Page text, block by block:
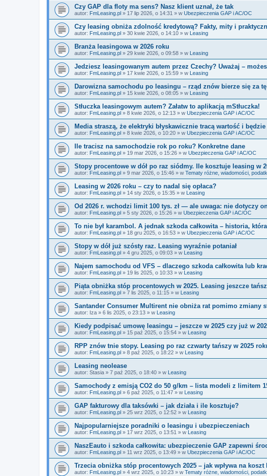
Czy GAP dla floty ma sens? Nasz klient uznał, że tak
autor: FmLeasing.pl » 17 lip 2026, o 14:31 » w Ubezpieczenia GAP i AC/OC
Czy leasing obniża zdolność kredytową? Fakty, mity i
autor: FmLeasing.pl » 30 kwie 2026, o 14:10 » w Leasing
Branża leasingowa w 2026 roku
autor: FmLeasing.pl » 29 kwie 2026, o 09:58 » w Leasing
Jedziesz leasingowanym autem przez Czechy? Uważaj –
autor: FmLeasing.pl » 17 kwie 2026, o 15:59 » w Leasing
Darowizna samochodu po leasingu – rząd znów bierze się za
autor: FmLeasing.pl » 15 kwie 2026, o 08:05 » w Leasing
Stłuczka leasingowym autem? Załatw to aplikacją mStłuczka!
autor: FmLeasing.pl » 8 kwie 2026, o 12:13 » w Ubezpieczenia GAP i AC/OC
Media straszą, że elektryki błyskawicznie tracą wartość i
autor: FmLeasing.pl » 8 kwie 2026, o 10:20 » w Ubezpieczenia GAP i AC/OC
Ile tracisz na samochodzie rok po roku? Konkretne dane
autor: FmLeasing.pl » 19 mar 2026, o 15:26 » w Ubezpieczenia GAP i AC/OC
Stopy procentowe w dół po raz siódmy. Ile kosztuje leasing w
autor: FmLeasing.pl » 9 mar 2026, o 15:46 » w Tematy różne, wiadomości,
Leasing w 2026 roku – czy to nadal się opłaca?
autor: FmLeasing.pl » 14 sty 2026, o 15:35 » w Leasing
Od 2026 r. wchodzi limit 100 tys. zł — ale uwaga: nie dotyczy
autor: FmLeasing.pl » 5 sty 2026, o 15:26 » w Ubezpieczenia GAP i AC/OC
To nie był karambol. A jednak szkoda całkowita – historia,
autor: FmLeasing.pl » 18 gru 2025, o 16:53 » w Ubezpieczenia GAP i AC/OC
Stopy w dół już szósty raz. Leasing wyraźnie potaniał
autor: FmLeasing.pl » 4 gru 2025, o 09:03 » w Leasing
Najem samochodu od VFS – dlaczego szkoda całkowita lub
autor: FmLeasing.pl » 19 lis 2025, o 10:33 » w Leasing
Piąta obniżka stóp procentowych w 2025. Leasing jeszcze
autor: FmLeasing.pl » 7 lis 2025, o 11:15 » w Leasing
Santander Consumer Multirent nie obniża rat pomimo zmiany
autor: Iza » 6 lis 2025, o 23:13 » w Leasing
Kiedy podpisać umowę leasingu – jeszcze w 2025 czy już w
autor: FmLeasing.pl » 15 paź 2025, o 15:54 » w Leasing
RPP znów tnie stopy. Leasing po raz czwarty tańszy w 2025
autor: FmLeasing.pl » 8 paź 2025, o 18:22 » w Leasing
Leasing neolease
autor: Stasia » 7 paź 2025, o 18:40 » w Leasing
Samochody z emisją CO2 do 50 g/km – lista modeli z limitem
autor: FmLeasing.pl » 6 paź 2025, o 11:47 » w Leasing
GAP fakturowy dla taksówki – jak działa i ile kosztuje?
autor: FmLeasing.pl » 25 wrz 2025, o 12:52 » w Leasing
Najpopularniejsze poradniki o leasingu i ubezpieczeniach
autor: FmLeasing.pl » 17 wrz 2025, o 13:51 » w Leasing
NaszEauto i szkoda całkowita: ubezpieczenie GAP zapewni
autor: FmLeasing.pl » 11 wrz 2025, o 13:49 » w Ubezpieczenia GAP i AC/OC
Trzecia obniżka stóp procentowych 2025 – jak wpływa na koszt
autor: FmLeasing.pl » 4 wrz 2025, o 10:23 » w Tematy różne, wiadomości,